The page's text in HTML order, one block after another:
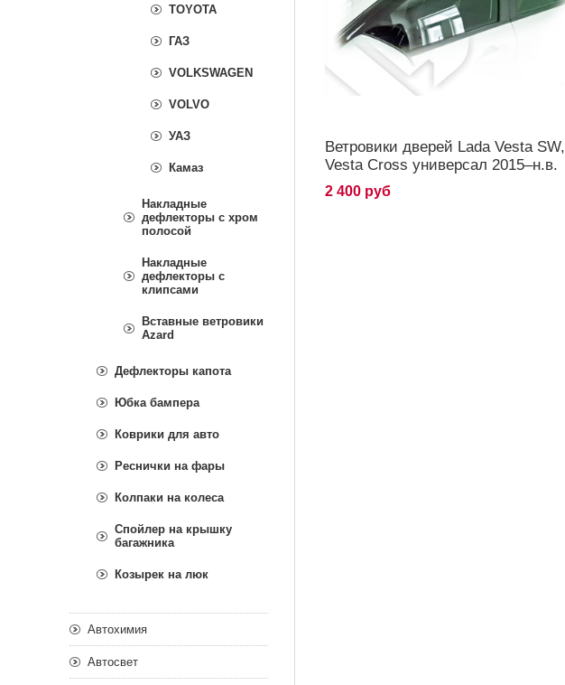
Ветровики дверей Lada Vesta SW,
Vesta Cross универсал 2015–н.в.
2 400 руб
TOYOTA
ГАЗ
VOLKSWAGEN
VOLVO
УАЗ
Камаз
Накладные
дефлекторы с хром
полосой
Накладные
дефлекторы с
клипсами
Вставные ветровики
Azard
Дефлекторы капота
Юбка бампера
Коврики для авто
Реснички на фары
Колпаки на колеса
Спойлер на крышку
багажника
Козырек на люк
Автохимия
Автосвет